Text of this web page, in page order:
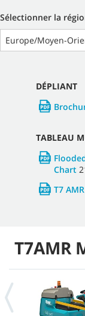
Sélectionner la
Europe/Moyen-
DÉPLIANT
TABLEAU
Chart
T7
T7AMR